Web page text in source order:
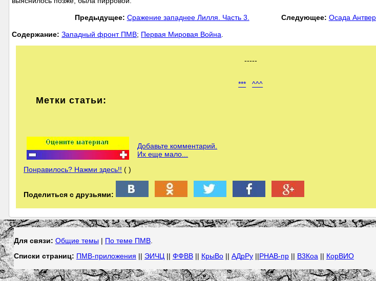
Предыдущее: Сражение западнее Лилля. Часть 3. Следующее: Осада
Cодержание: Западный фронт ПМВ; Первая Мировая Война
-----
*** ^^^
Метки статьи:
Добавьте комментарий.
Их еще мало...
Понравилось? Нажми здесь!! ( )
Поделиться с друзьями:
Для связи: Общие темы | По теме ПМВ.
Списки страниц: ПМВ-приложения || ЭИЧЦ || ФФВВ|| КрыВо|| АДрРу||РНАВ-пр|| В3Коа || КорВИО